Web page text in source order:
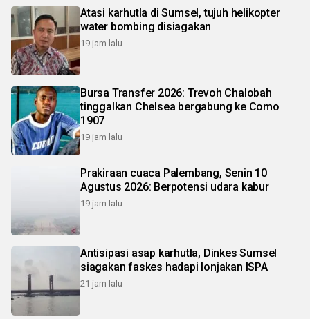
Atasi karhutla di Sumsel, tujuh helikopter
water bombing disiagakan
19 jam lalu
Bursa Transfer 2026: Trevoh Chalobah
tinggalkan Chelsea bergabung ke Como
1907
19 jam lalu
Prakiraan cuaca Palembang, Senin 10
Agustus 2026: Berpotensi udara kabur
19 jam lalu
Antisipasi asap karhutla, Dinkes Sumsel
siagakan faskes hadapi lonjakan ISPA
21 jam lalu